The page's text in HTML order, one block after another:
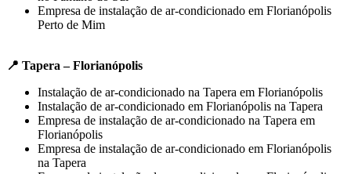
Empresa de instalação de ar-condicionado em Florianópolis
Perto de Mim
📍 Tapera – Florianópolis
Instalação de ar-condicionado na Tapera em Florianópolis
Instalação de ar-condicionado em Florianópolis na Tapera
Empresa de instalação de ar-condicionado na Tapera em
Florianópolis
Empresa de instalação de ar-condicionado em Florianópolis
na Tapera